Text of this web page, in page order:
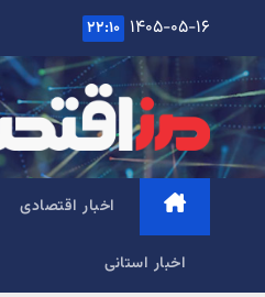
content
۱۴۰۵-۰۵-۱۶ ۲۲:۱۰
اخبار اقتصادی
اخبار استانی